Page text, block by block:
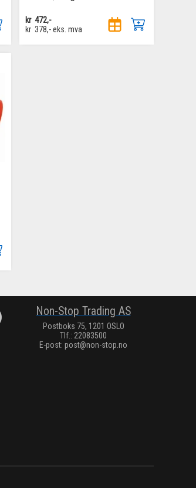
kr 472,-
kr 378,- eks. mva
Non-Stop Trading AS
Postboks 75, 1201 OSLO
Tlf.: 22083500
E-post: post@non-stop.no